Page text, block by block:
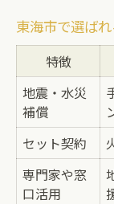
東海市で選ば
特徴
地震・水災
補償
セット契約
専門家や窓
口活用